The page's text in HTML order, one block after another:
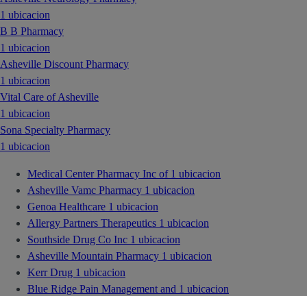
1 ubicacion
B B Pharmacy
1 ubicacion
Asheville Discount Pharmacy
1 ubicacion
Vital Care of Asheville
1 ubicacion
Sona Specialty Pharmacy
1 ubicacion
Medical Center Pharmacy Inc of 1 ubicacion
Asheville Vamc Pharmacy 1 ubicacion
Genoa Healthcare 1 ubicacion
Allergy Partners Therapeutics 1 ubicacion
Southside Drug Co Inc 1 ubicacion
Asheville Mountain Pharmacy 1 ubicacion
Kerr Drug 1 ubicacion
Blue Ridge Pain Management and 1 ubicacion